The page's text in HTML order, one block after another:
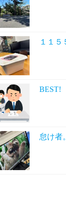
１１５
BEST!
怠け者。